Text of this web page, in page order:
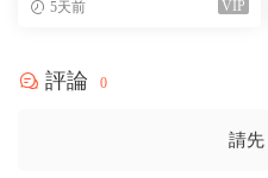
5天前 VIP
評論 0
請先